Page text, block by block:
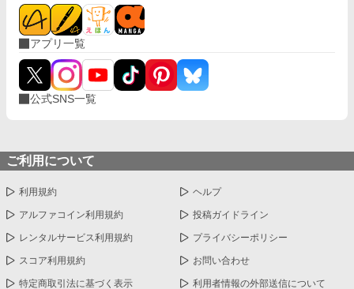
アプリ一覧
公式SNS一覧
ご利用について
利用規約 ヘルプ
アルファコイン利用規約 投稿ガイドライン
レンタルサービス利用規約 プライバシーポリシー
スコア利用規約 お問い合わせ
特定商取引法に基づく表示 利用者情報の外部送信について